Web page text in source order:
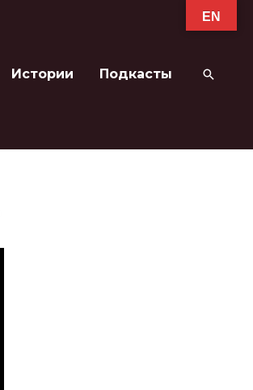
Истории Подкасты Поиск
EN